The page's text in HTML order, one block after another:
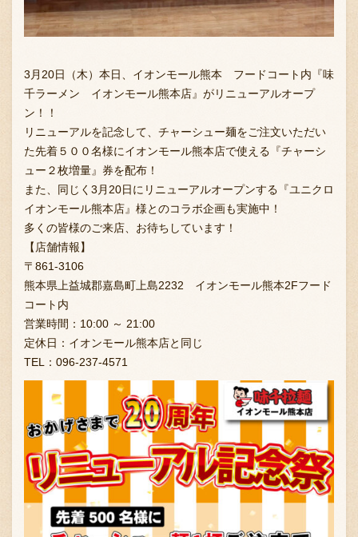
3月20日（木）本日、イオンモール熊本 フードコート内『味
千ラーメン イオンモール熊本店』がリニューアルオープ
ン！！
リニューアルを記念して、チャーシュー麺をご注文いただい
た先着５００名様にイオンモール熊本店で使える『チャーシ
ュー２枚増量』券を配布！
また、同じく3月20日にリニューアルオープンする『ユニクロ
イオンモール熊本店』様とのコラボ企画も実施中！
多くの皆様のご来店、お待ちしています！
【店舗情報】
〒861-3106
熊本県上益城郡嘉島町上島2232 イオンモール熊本2Fフード
コート内
営業時間：10:00 ～ 21:00
定休日：イオンモール熊本店と同じ
TEL：096-237-4571